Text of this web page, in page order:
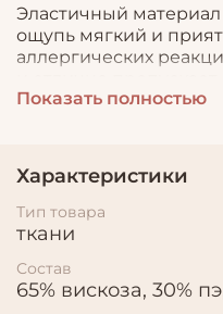
Эластичный
ощупь мягкий и
аллергических
шить из него летнюю
Показать полностью
Характеристики
Тип товара
ткани
Состав
65% вискоза, 30%